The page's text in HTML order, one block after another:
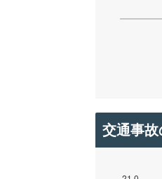
交通事